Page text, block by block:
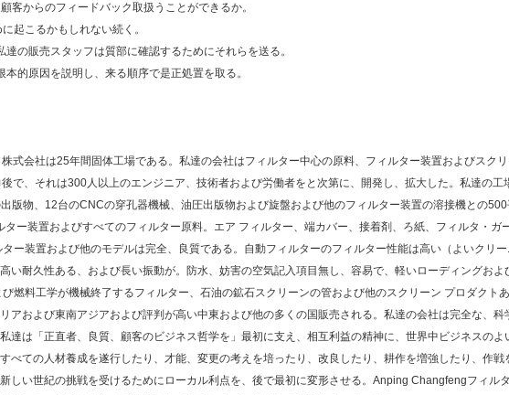
客からのフィードバック取扱うことができるか。
起こるかもしれない続く。
の販売スタッフは質部に確認するためにそれらを送る。
的原因を説明し、来る順序で是正処置を取る。
式会社は25年間固体工場である。私達の会社はフィルター中心の原料、フィルター装置およびスク
で、それは300人以上のエンジニア、技術者および労働者をと次第に、開発し、拡大した。私達の工
版物、12台のCNCの穿孔器機械、油圧出版物および旋盤および他のフィルター装置の溶接機との500
ー装置およびすべてのフィルター原料。エア フィルター、端カバー、接着剤、ろ紙、フィルタ・ガ
ー装置および他のモデルは完全、良質である。自動フィルターのフィルター性能は高い（よいクリ
い耐久性ある、および長い振動が。防水、妨害の空気記入項目無し、容易で、軽いローディングおよ
燃料工学が機械終了するフィルター、石油の鉱石スクリーンの管および他のスクリーン プロダクト
アおよび東南アジアおよび評判が高い中東および他の多くの国販売される。私達の会社は完全な、科
達は「正直者、良質、顧客のビジネス哲学を」最初に支え、相互利益の精神に、世界中ビジネスの
べての人材養成を遂行したり、才能、変更の考えを培ったり、改良したり、耕作を増強したり、作
しい世紀の挑戦を受けるためにローカル利点を、後で最初に変形させる。Anping Changfengフィル